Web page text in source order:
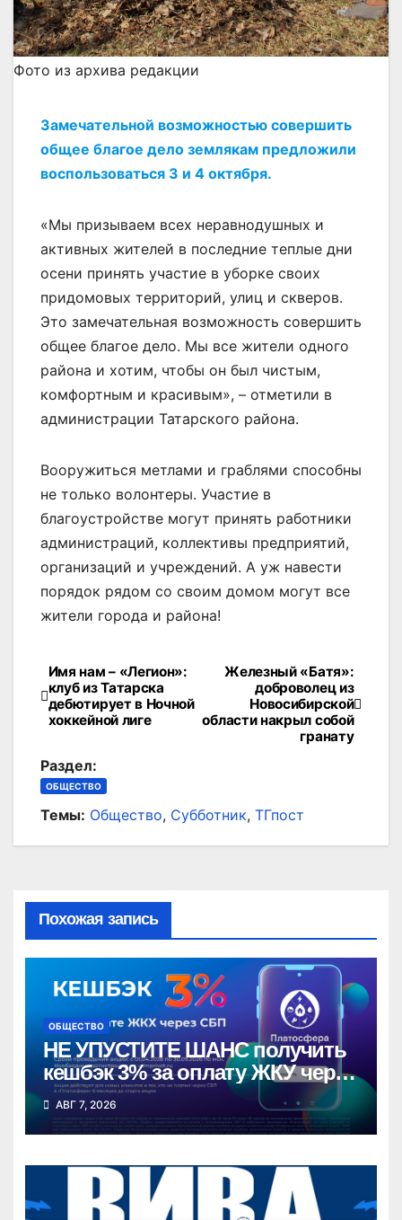
Фото из архива редакции
Замечательной возможностью совершить
общее благое дело землякам предложили
воспользоваться 3 и 4 октября.
«Мы призываем всех неравнодушных и
активных жителей в последние теплые дни
осени принять участие в уборке своих
придомовых территорий, улиц и скверов.
Это замечательная возможность совершить
общее благое дело. Мы все жители одного
района и хотим, чтобы он был чистым,
комфортным и красивым», – отметили в
администрации Татарского района.
Вооружиться метлами и граблями способны
не только волонтеры. Участие в
благоустройстве могут принять работники
администраций, коллективы предприятий,
организаций и учреждений. А уж навести
порядок рядом со своим домом могут все
жители города и района!
Навигация
по
записям
Железный «Батя»:
доброволец из
Новосибирской
области накрыл собой
гранату
Имя нам – «Легион»:
клуб из Татарска
дебютирует в Ночной
хоккейной лиге
Раздел:
ОБЩЕСТВО
Темы: Общество, Субботник, ТГпост
Похожая запись
ОБЩЕСТВО
НЕ УПУСТИТЕ ШАНС получить
кешбэк 3% за оплату ЖКУ через
СБП в «Платосфере»
АВГ 7, 2026